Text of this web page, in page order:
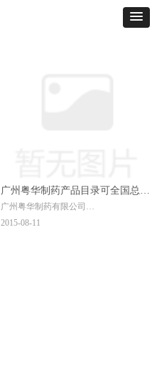
广州粤华制药产品目录可全国总代
理
广州粤华制药有限公司
品种目录
2015-08-11